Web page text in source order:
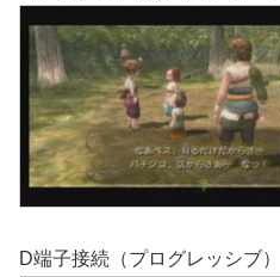
D端子接続（プログレッシブ）